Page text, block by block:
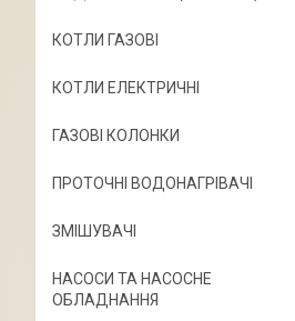
КОТЛИ ГАЗОВІ
КОТЛИ ЕЛЕКТРИЧНІ
ГАЗОВІ КОЛОНКИ
ПРОТОЧНІ ВОДОНАГРІВАЧІ
ЗМІШУВАЧІ
НАСОСИ ТА НАСОСНЕ
ОБЛАДНАННЯ